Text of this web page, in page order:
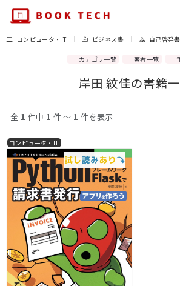
コンピュータ・IT ビジネス書 自己啓発書
カテゴリ一覧 著者一覧
岸田 紋佳の書籍
全 1 件中 1 件 〜 1 件を表示
コンピュータ・IT